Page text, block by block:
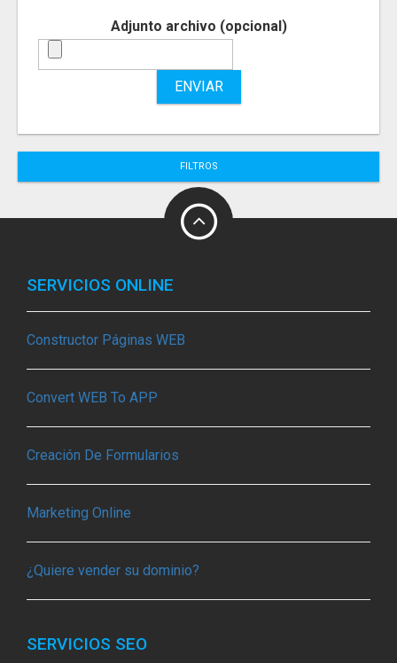
Adjunto archivo (opcional)
ENVIAR
FILTROS
SERVICIOS ONLINE
Constructor Páginas WEB
Convert WEB To APP
Creación De Formularios
Marketing Online
¿Quiere vender su dominio?
SERVICIOS SEO